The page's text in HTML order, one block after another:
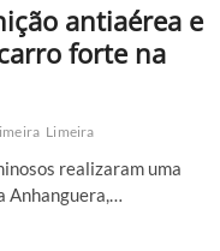
antiaérea e
forte na
Limeira
realizaram uma
Anhanguera,…